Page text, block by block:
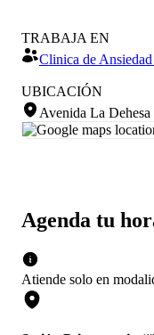
Agenda tu
Atiende solo en
TRABAJA EN
Clinica de
UBICACIÓN
Avenida La